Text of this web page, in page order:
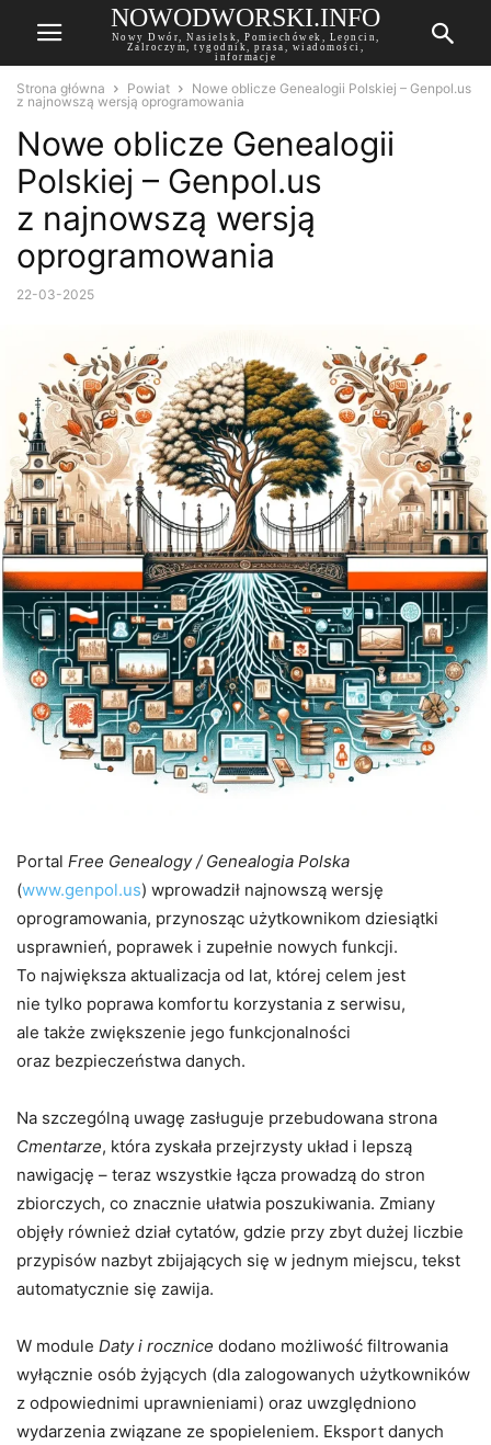
NOWODWORSKI.INFO
Nowy Dwór, Nasielsk, Pomiechówek, Leoncin,
Zalroczym, tygodnik, prasa, wiadomości,
informacje
Strona główna Powiat
Nowe oblicze Genealogii Polskiej – Genpol.us
z najnowszą wersją oprogramowania
Nowe oblicze Genealogii
Polskiej – Genpol.us
z najnowszą wersją
oprogramowania
22-03-2025
Portal Free Genealogy / Genealogia Polska
(www.genpol.us) wprowadził najnowszą wersję
oprogramowania, przynosząc użytkownikom dziesiątki
usprawnień, poprawek i zupełnie nowych funkcji.
To największa aktualizacja od lat, której celem jest
nie tylko poprawa komfortu korzystania z serwisu,
ale także zwiększenie jego funkcjonalności
oraz bezpieczeństwa danych.
Na szczególną uwagę zasługuje przebudowana strona
Cmentarze, która zyskała przejrzysty układ i lepszą
nawigację – teraz wszystkie łącza prowadzą do stron
zbiorczych, co znacznie ułatwia poszukiwania. Zmiany
objęły również dział cytatów, gdzie przy zbyt dużej liczbie
przypisów nazbyt zbijających się w jednym miejscu, tekst
automatycznie się zawija.
W module Daty i rocznice dodano możliwość filtrowania
wyłącznie osób żyjących (dla zalogowanych użytkowników
z odpowiednimi uprawnieniami) oraz uwzględniono
wydarzenia związane ze spopieleniem. Eksport danych